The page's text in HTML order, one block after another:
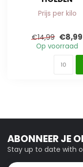
Prijs per kilo
€14,99 €8,99
Op voorraad
ABONNEER JE
Stay up to date with